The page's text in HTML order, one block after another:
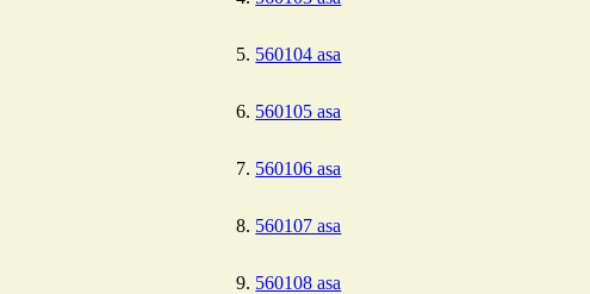
560104 asa
560105 asa
560106 asa
560107 asa
560108 asa